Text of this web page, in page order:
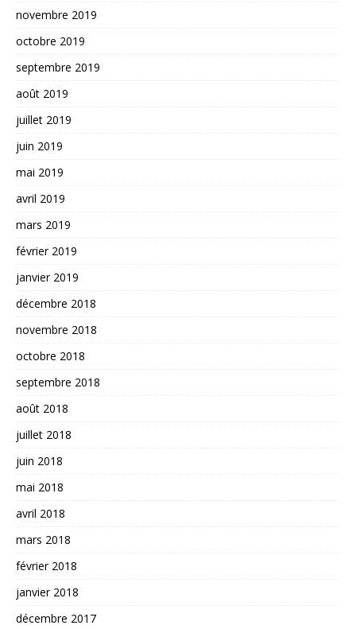
novembre 2019
octobre 2019
septembre 2019
août 2019
juillet 2019
juin 2019
mai 2019
avril 2019
mars 2019
février 2019
janvier 2019
décembre 2018
novembre 2018
octobre 2018
septembre 2018
août 2018
juillet 2018
juin 2018
mai 2018
avril 2018
mars 2018
février 2018
janvier 2018
décembre 2017